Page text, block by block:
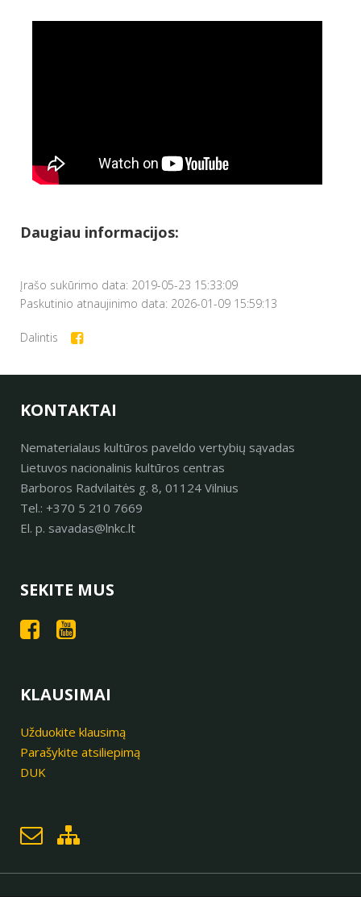
Daugiau informacijos:
Įrašo sukūrimo data: 2019-05-23 15:33:09
Paskutinio atnaujinimo data: 2026-01-09 15:59:13
Dalintis
KONTAKTAI
Nematerialaus kultūros paveldo vertybių sąvadas
Lietuvos nacionalinis kultūros centras
Barboros Radvilaitės g. 8, 01124 Vilnius
Tel.: +370 5 210 7669
El. p. savadas@lnkc.lt
SEKITE MUS
KLAUSIMAI
Užduokite klausimą
Parašykite atsiliepimą
DUK